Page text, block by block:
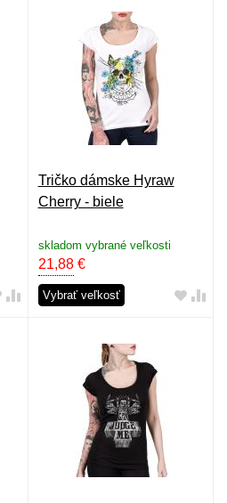
Tričko dámske Hyraw
Cherry - biele
skladom vybrané veľkosti
21,88€
Vybrať veľkosť